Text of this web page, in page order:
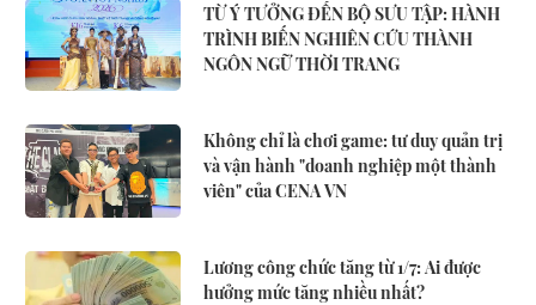
TỪ Ý TƯỞNG ĐẾN BỘ SƯU TẬP: HÀNH
TRÌNH BIẾN NGHIÊN CỨU THÀNH
NGÔN NGỮ THỜI TRANG
Không chỉ là chơi game: tư duy quản trị
và vận hành "doanh nghiệp một thành
viên" của CENA VN
Lương công chức tăng từ 1/7: Ai được
hưởng mức tăng nhiều nhất?